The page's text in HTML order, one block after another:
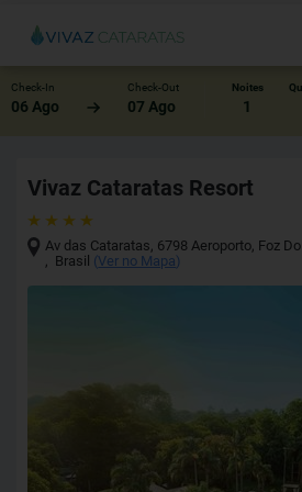
Check-In
06 Ago
Check-Out
07 Ago
Noites
1
Vivaz Cataratas Resort
Av das Cataratas, 6798 Aeroporto, Foz
, Brasil (Ver no Mapa)